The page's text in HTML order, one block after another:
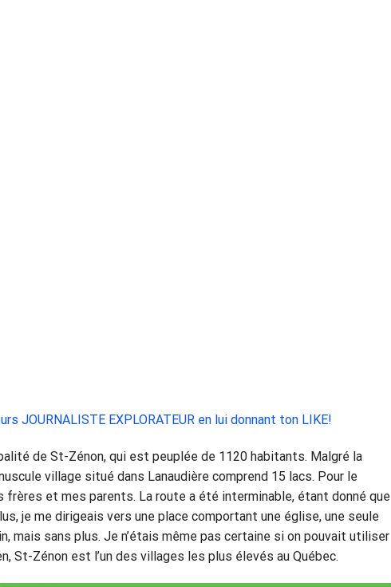
JOURNALISTE EXPLORATEUR en lui donnant ton LIKE!
de St-Zénon, qui est peuplée de 1120 habitants. Malgré la
village situé dans Lanaudière comprend 15 lacs. Pour le
frères et mes parents. La route a été interminable, étant donné que
je me dirigeais vers une place comportant une église, une seule
mais sans plus. Je n’étais même pas certaine si on pouvait utiliser
St-Zénon est l’un des villages les plus élevés au Québec.